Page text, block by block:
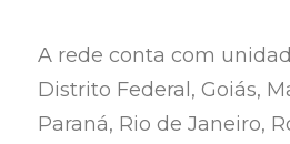
A rede conta com
Distrito Federal, Goiás,
Paraná, Rio de Janeiro,